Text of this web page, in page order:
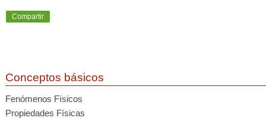
Compartir
Conceptos básicos
Fenómenos Físicos
Propiedades Físicas